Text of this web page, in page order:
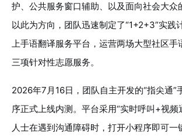
护、公共服务窗口辅助、以及面向社会大众
以此为方向，团队迅速制定了“1+2+3”实践
上手语翻译服务平台，运营两场大型社区手
三项针对性志愿服务。
2026年7月16日，团队自主开发的“指尖通”
序正式上线内测。平台采用“实时呼叫+视频
人士在遇到沟通障碍时，打开小程序即可一